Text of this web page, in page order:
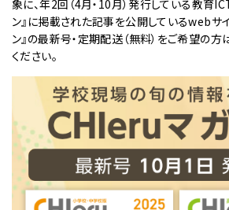
象に、年2回（4月・10月）発行している教育
ン』に掲載された記事を公開しているwebサイ
ン』の最新号・定期配送（無料）をご希望の方
ください。